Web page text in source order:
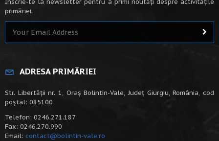
Înscrie-te la newsletter pentru a primi noutăți despre activitățile
primăriei.
ADRESA PRIMĂRIEI
Str. Libertății nr. 1, Oraș Bolintin-Vale, Județ Giurgiu, România, cod
poștal: 085100
Telefon: 0246.271.187
Fax: 0246.270.990
Email: contact@bolintin-vale.ro